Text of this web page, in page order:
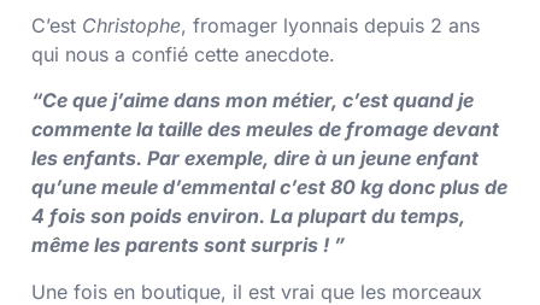
C’est Christophe, fromager lyonnais depuis 2 ans
qui nous a confié cette anecdote.
“Ce que j’aime dans mon métier, c’est quand je
commente la taille des meules de fromage devant
les enfants. Par exemple, dire à un jeune enfant
qu’une meule d’emmental c’est 80 kg donc plus de
4 fois son poids environ. La plupart du temps,
même les parents sont surpris ! ”
Une fois en boutique, il est vrai que les morceaux